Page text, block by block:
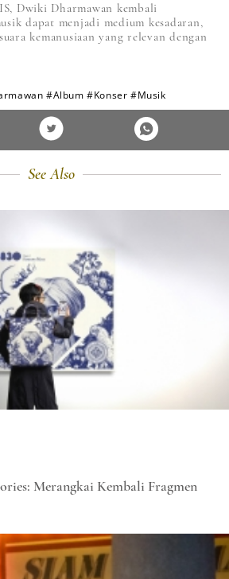
Dwiki Dharmawan kembali
dapat menjadi medium kesadaran,
kemanusiaan yang relevan dengan
#Album #Konser #Musik
See Also
Merangkai Kembali Fragmen